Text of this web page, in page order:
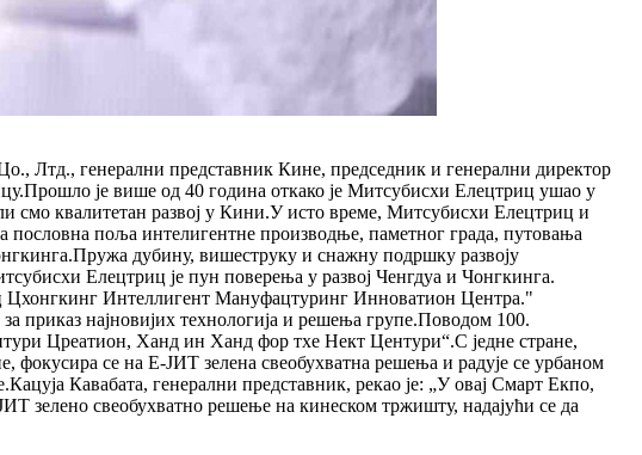
Лтд., генерални представник Кине, председник и генерални директор
је више од 40 година откако је Митсубисхи Елецтриц ушао у
смо квалитетан развој у Кини.У исто време, Митсубисхи Елецтриц и
пословна поља интелигентне производње, паметног града, путовања
дубину, вишеструку и снажну подршку развоју
Елецтриц је пун поверења у развој Ченгдуа и Чонгкинга.
Интеллигент Мануфацтуринг Инноватион Центра."
приказ најновијих технологија и решења групе.Поводом 100.
Цреатион, Ханд ин Ханд фор тхе Нект Центури“.С једне стране,
фокусира се на Е-ЈИТ зелена свеобухватна решења и радује се урбаном
Кавабата, генерални представник, рекао је: „У овај Смарт Екпо,
зелено свеобухватно решење на кинеском тржишту, надајући се да